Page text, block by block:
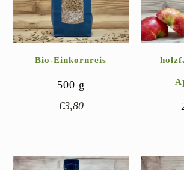
Bio-Einkornreis
500 g
€3,80